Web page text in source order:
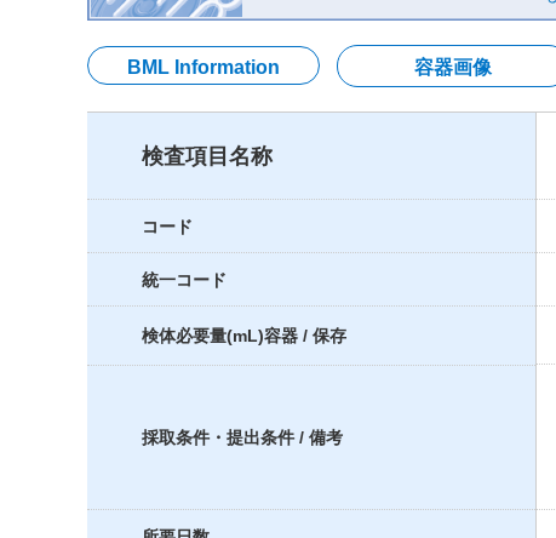
BML Information 容器画像
検査項目名称
コード
統一コード
検体必要量(mL)容器 / 保存
採取条件・提出条件 / 備考